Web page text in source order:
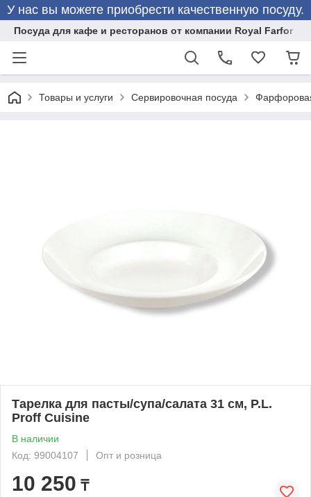
У нас вы можете приобрести качественную посуду.
Посуда для кафе и ресторанов от компании Royal Farfor
Товары и услуги Сервировочная посуда
Тарелка для пасты/супа/салата 31 см, P.L.
Proff Cuisine
В наличии
Код: 99004107
Опт и розница
10 250 ₸